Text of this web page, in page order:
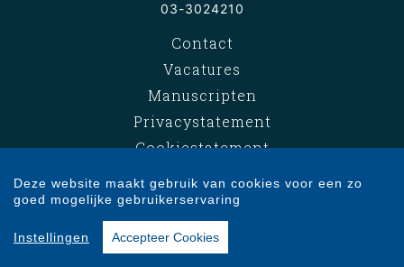
03-3024210
Contact
Vacatures
Manuscripten
Privacystatement
Cookiestatement
Cookie-instellingen
Copyright © 2007-2026 Overamstel Uitgevers - Alle rechten voorbehouden -
Ontwerp door
Deze website maakt gebruik van cookies voor een zo
goed mogelijke gebruikerservaring
Instellingen Accepteer Cookies